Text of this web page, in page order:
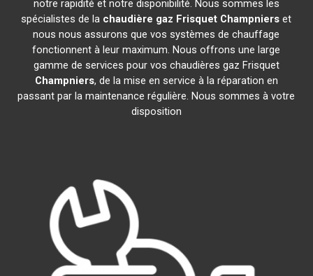
notre rapidité et notre disponibilité. Nous sommes les
spécialistes de la chaudière gaz Frisquet Champniers et
nous nous assurons que vos systèmes de chauffage
fonctionnent à leur maximum. Nous offrons une large
gamme de services pour vos chaudières gaz Frisquet
Champniers, de la mise en service à la réparation en
passant par la maintenance régulière. Nous sommes à votre
disposition